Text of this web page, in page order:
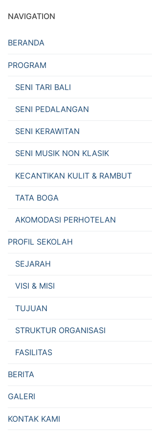
NAVIGATION
BERANDA
PROGRAM
SENI TARI BALI
SENI PEDALANGAN
SENI KERAWITAN
SENI MUSIK NON KLASIK
KECANTIKAN KULIT & RAMBUT
TATA BOGA
AKOMODASI PERHOTELAN
PROFIL SEKOLAH
SEJARAH
VISI & MISI
TUJUAN
STRUKTUR ORGANISASI
FASILITAS
BERITA
GALERI
KONTAK KAMI